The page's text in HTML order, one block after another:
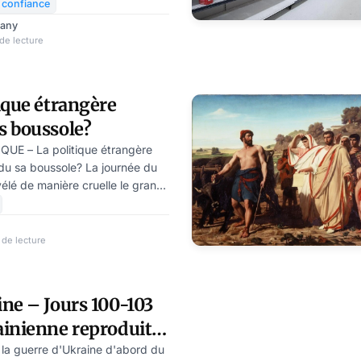
de fonds lié à
la pandémie, Fuellmich a été
confiance
lecture
étrangère
boussole?
– La politique étrangère
sa boussole? La journée du
de manière cruelle le grand
américaine. Tandis
déclarait, au terme
Jinping, que les Etats-Unis ne
une opérati
lecture
– Jours 100-103
reproduit
fait perdre à
guerre d'Ukraine d'abord du